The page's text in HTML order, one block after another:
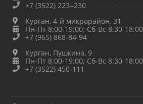
+7 (3522) 223‒230
Курган, 4-й микрорайон, 31
Пн-Пт 8:00-19:00; Сб-Вс 8:30-18:00
+7 (965) 868-84-94
Курган, Пушкина, 9
Пн-Пт 8:00-19:00; Сб-Вс 8:30-18:00
+7 (3522) 450-111